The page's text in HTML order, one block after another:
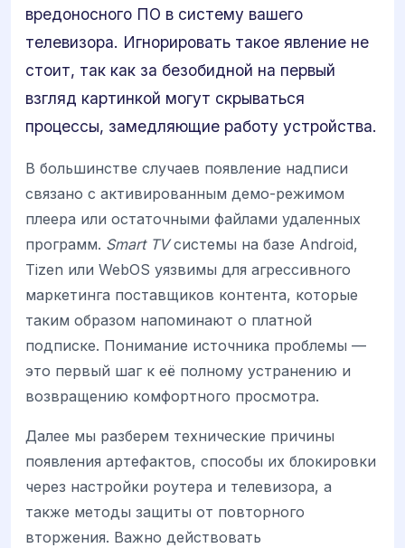
вредоносного ПО в систему вашего
телевизора. Игнорировать такое явление не
стоит, так как за безобидной на первый
взгляд картинкой могут скрываться
процессы, замедляющие работу устройства.
В большинстве случаев появление надписи
связано с активированным демо-режимом
плеера или остаточными файлами удаленных
программ. Smart TVсистемы на базе Android,
Tizen или WebOS уязвимы для агрессивного
маркетинга поставщиков контента, которые
таким образом напоминают о платной
подписке. Понимание источника проблемы —
это первый шаг к её полному устранению и
возвращению комфортного просмотра.
Далее мы разберем технические причины
появления артефактов, способы их блокировки
через настройки роутера и телевизора, а
также методы защиты от повторного
вторжения. Важно действовать